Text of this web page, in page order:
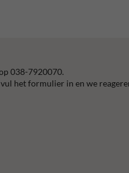
038-7920070.
het formulier in en we